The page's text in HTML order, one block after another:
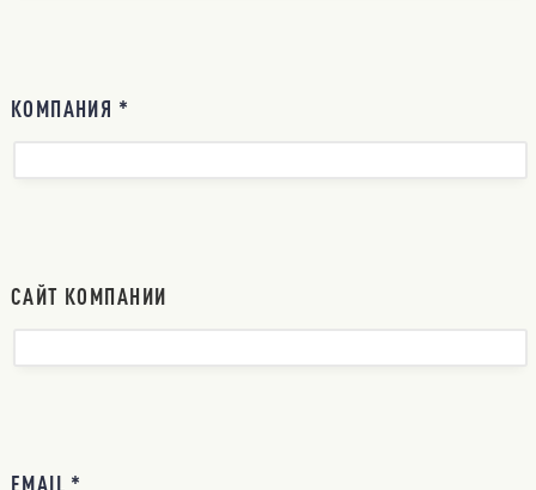
КОМПАНИЯ *
САЙТ КОМПАНИИ
EMAIL *